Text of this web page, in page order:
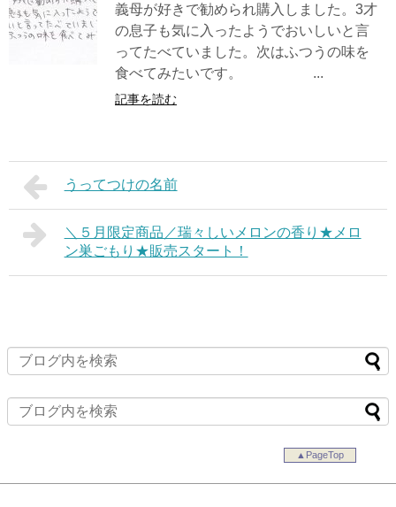
義母が好きで勧められ購入しました。3才
の息子も気に入ったようでおいしいと言
ってたべていました。次はふつうの味を
食べてみたいです。 ...
記事を読む
うってつけの名前
＼５月限定商品／瑞々しいメロンの香り★メロ
ン巣ごもり★販売スタート！
▲PageTop